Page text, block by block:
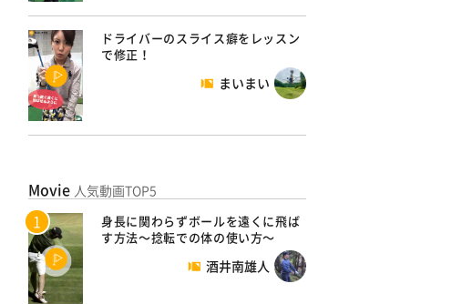
ドライバーのスライス癖をレッスン
で修正！
まいまい
Movie 人気動画TOP5
身長に関わらずボールを遠くに飛ば
す方法～捻転での体の使い方～
酒井南雄人